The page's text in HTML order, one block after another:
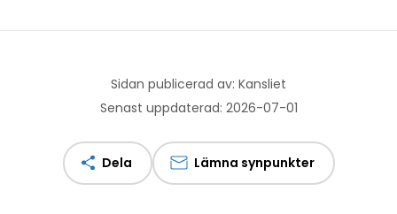
Sidan publicerad av: Kansliet
Senast uppdaterad: 2026-07-01
Dela Lämna synpunkter